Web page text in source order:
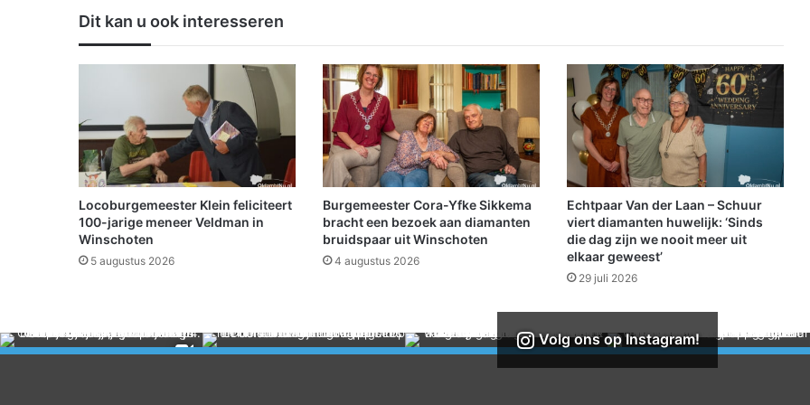
n
s
k
u
r
e
n
o
o
k
d
a
a
t
e
n
h
o
u
d
e
n
c
o
l
e
Dit kan u ook interesseren
Locoburgemeester Klein feliciteert
100-jarige meneer Veldman in
Winschoten
5 augustus 2026
Burgemeester Cora-Yfke Sikkema
bracht een bezoek aan diamanten
bruidspaar uit Winschoten
4 augustus 2026
Echtpaar Van der Laan – Schuur
viert diamanten huwelijk: ‘Sinds
die dag zijn we nooit meer uit
elkaar geweest’
29 juli 2026
Volg ons op Instagram!